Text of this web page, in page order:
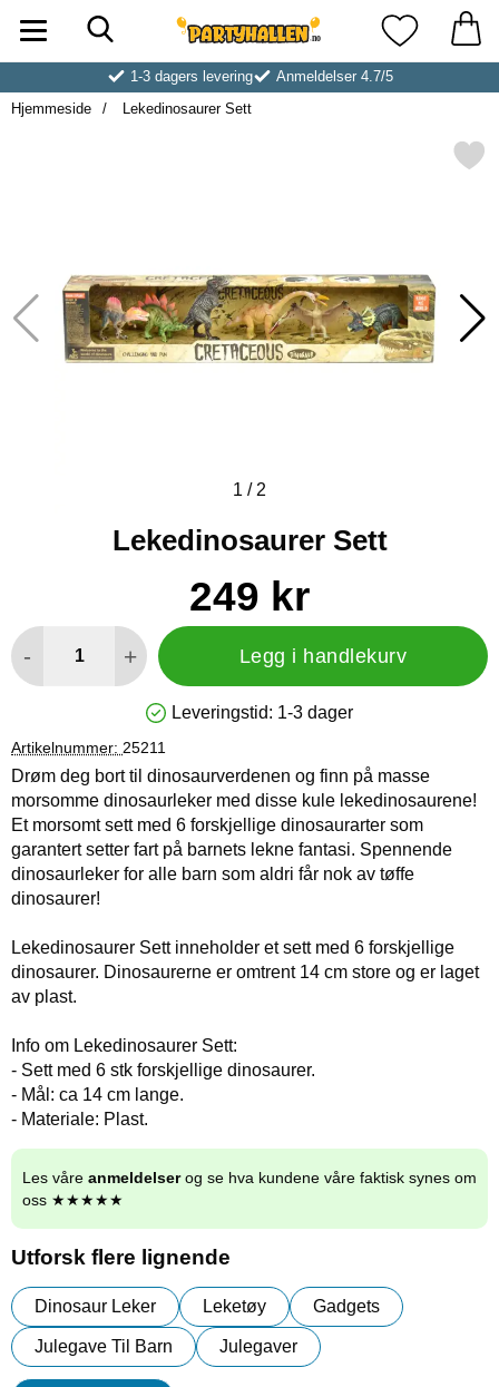
Startsiden for Partyhallen ABMine
1-3 dagers levering
Anmeldelser 4.7/5
Hjemmeside
Lekedinosaurer Sett
Merk lekedinosaurer
1 / 2
Lekedinosaurer Sett
Handle dette produktet, Lekedinosaurer Sett
pris
249 kr
- + Legg i handlekurv
Produkttilgjengelighet: På lager
Leveringstid: 1-3 dager
Artikelnummer: 25211
Drøm deg bort til dinosaurverdenen og finn på masse
morsomme dinosaurleker med disse kule lekedinosaurene!
Et morsomt sett med 6 forskjellige dinosaurarter som
garantert setter fart på barnets lekne fantasi. Spennende
dinosaurleker for alle barn som aldri får nok av tøffe
dinosaurer!
Lekedinosaurer Sett inneholder et sett med 6 forskjellige
dinosaurer. Dinosaurerne er omtrent 14 cm store og er laget
av plast.
Info om Lekedinosaurer Sett:
- Sett med 6 stk forskjellige dinosaurer.
- Mål: ca 14 cm lange.
- Materiale: Plast.
Les våre anmeldelserog se hva kundene våre faktisk synes om
oss ★★★★★
Utforsk flere lignende
Dinosaur Leker Leketøy Gadgets
Julegave Til Barn Julegaver